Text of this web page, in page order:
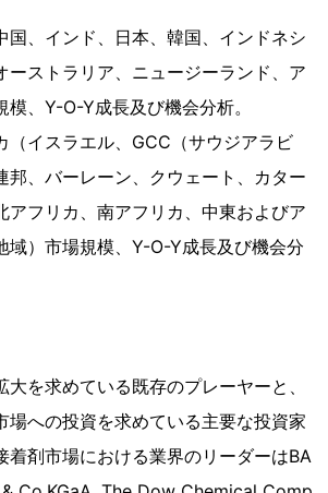
国、インド、日本、韓国、インドネシ
ーストラリア、ニュージーランド、ア
模、Y-O-Y成長及び機会分析。
（イスラエル、GCC（サウジアラビ
邦、バーレーン、クウェート、カター
アフリカ、南アフリカ、中東およびア
域）市場規模、Y-O-Y成長及び機会分
大を求めている既存のプレーヤーと、
場への投資を求めている主要な投資家
着剤市場における業界のリーダーはBA